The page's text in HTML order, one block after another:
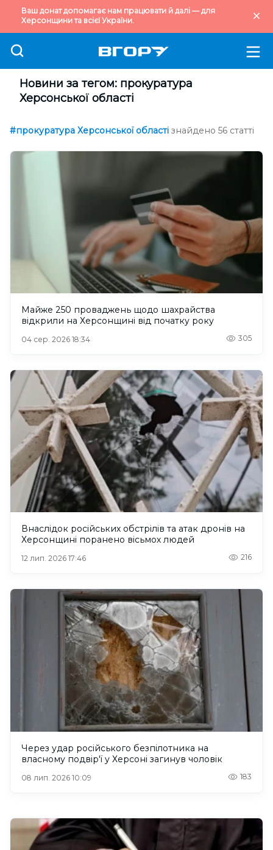
Ваш донат допомагає нам працювати й далі — для
Херсонщини та всієї України.
Новини за тегом: прокуратура
Херсонської області
#прокуратура Херсонської області знайдено 56 статті
Майже 250 проваджень щодо шахрайства
відкрили на Херсонщині від початку року
04 сер. 2026 18:34 305
Внаслідок російських обстрілів та атак дронів на
Херсонщині поранено вісьмох людей
12 лип. 2026 17:46 216
Через удар російського безпілотника на
власному подвір'ї у Херсоні загинув чоловік
08 лип. 2026 10:09 183